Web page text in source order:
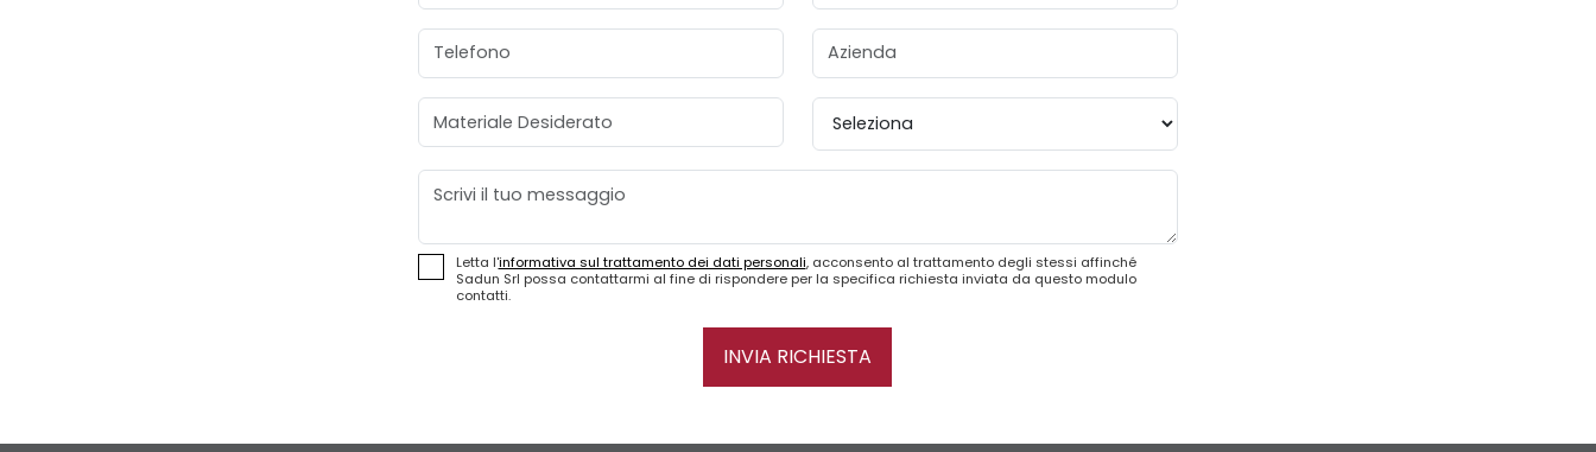
Telefono Azienda
Materiale Desiderato Provincia
Messaggio
Letta l'informativa sul trattamento dei dati personali, acconsento al trattamento degli stessi affinché
Sadun Srl possa contattarmi al fine di rispondere per la specifica richiesta inviata da questo modulo
contatti.
INVIA RICHIESTA